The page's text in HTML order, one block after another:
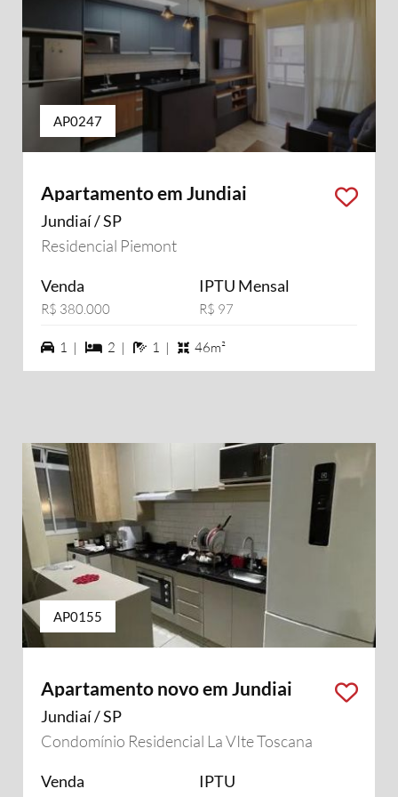
AP0247
Apartamento em Jundiai
Jundiaí / SP
Residencial Piemont
Venda
R$ 380.000
IPTU Mensal
R$ 97
1 vagas na garagem
1 | 2 dormiórios
2 | 1 banheiros
1 | 46m²
AP0155
Apartamento novo em Jundiai
Jundiaí / SP
Condomínio Residencial La VIte Toscana
Venda IPTU